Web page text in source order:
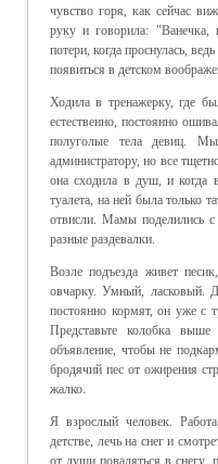
чувство горя, как сейчас
руку и говорила:
потери, когда проснулась,
появиться в детском
Ходила в тренажерку, где
естественно, постоянно
полуголые тела девиц. Мы
администратору, но все
она сходила в душ, и когда
туалета, на ней была только
отвисли. Мамы поделились
разные раздевалки.
Возле подъезда живет
овчарку. Умный, ласковый.
постоянно кормят, он уже с
Представьте колобка
объявление, чтобы не
бродячий пес от ожирения
жалко.
Я взрослый человек.
детстве, лечь на снег и
от души поваляться в снегу,